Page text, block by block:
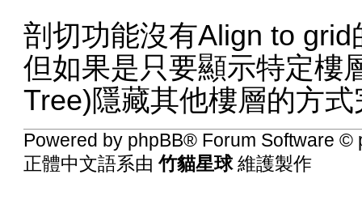
剖切功能沒有Align to grid
但如果是只要顯示特定樓
Tree)隱藏其他樓層的方式
Powered by phpBB® Forum Software ©
正體中文語系由竹貓星球維護製作